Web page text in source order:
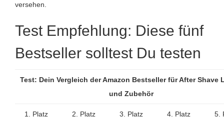
versehen.
Test Empfehlung: Diese fünf
Bestseller solltest Du testen
Test: Dein Vergleich der Amazon Bestseller für After Shave
und Zubehör
1. Platz 2. Platz 3. Platz 4. Platz 5.